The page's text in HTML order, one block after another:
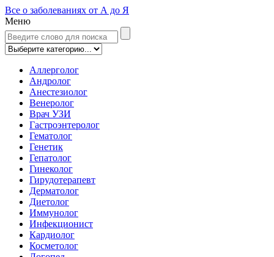
Все о заболеваниях от А до Я
Меню
Аллерголог
Андролог
Анестезиолог
Венеролог
Врач УЗИ
Гастроэнтеролог
Гематолог
Генетик
Гепатолог
Гинеколог
Гирудотерапевт
Дерматолог
Диетолог
Иммунолог
Инфекционист
Кардиолог
Косметолог